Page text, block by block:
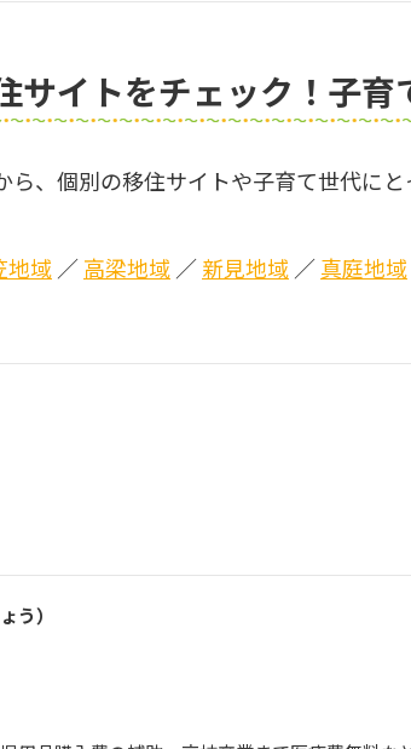
サイトをチェック！子育
ら、個別の移住サイトや子育て世代に
地域 ／高梁地域 ／新見地域 ／真庭地域
う）